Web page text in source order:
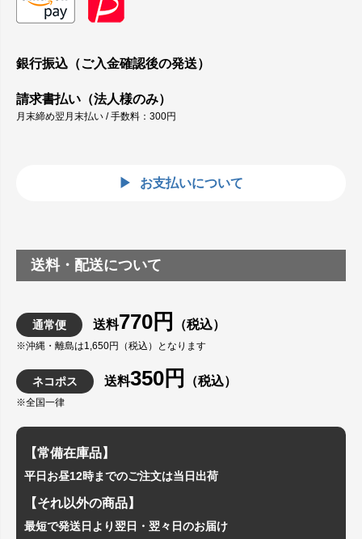
銀行振込（ご入金確認後の発送）
請求書払い（法人様のみ）
月末締め翌月末払い / 手数料：300円
お支払いについて
送料・配送について
通常便 送料770円 （税込）
※沖縄・離島は1,650円（税込）となります
ネコポス 送料350円 （税込）
※全国一律
【常備在庫品】
平日お昼12時までのご注文は当日出荷
【それ以外の商品】
最短で発送日より翌日・翌々日のお届け